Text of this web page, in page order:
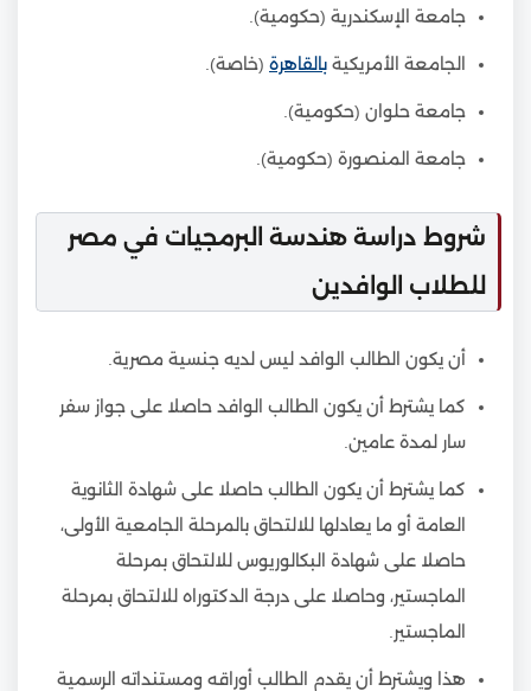
جامعة الإسكندرية (حكومية).
الجامعة الأمريكية بالقاهرة (خاصة).
جامعة حلوان (حكومية).
جامعة المنصورة (حكومية).
شروط دراسة هندسة البرمجيات في مصر
للطلاب الوافدين
أن يكون الطالب الوافد ليس لديه جنسية مصرية.
كما يشترط أن يكون الطالب الوافد حاصلا على جواز سفر
سار لمدة عامين.
كما يشترط أن يكون الطالب حاصلا على شهادة الثانوية
العامة أو ما يعادلها للالتحاق بالمرحلة الجامعية الأولى،
حاصلا على شهادة البكالوريوس للالتحاق بمرحلة
الماجستير، وحاصلا على درجة الدكتوراه للالتحاق بمرحلة
الماجستير.
هذا ويشترط أن يقدم الطالب أوراقه ومستنداته الرسمية